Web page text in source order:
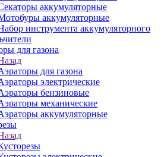
аккумуляторные
аккумуляторные
инструмента аккумуляторного
для газона
для газона
электрические
бензиновые
механические
аккумуляторные